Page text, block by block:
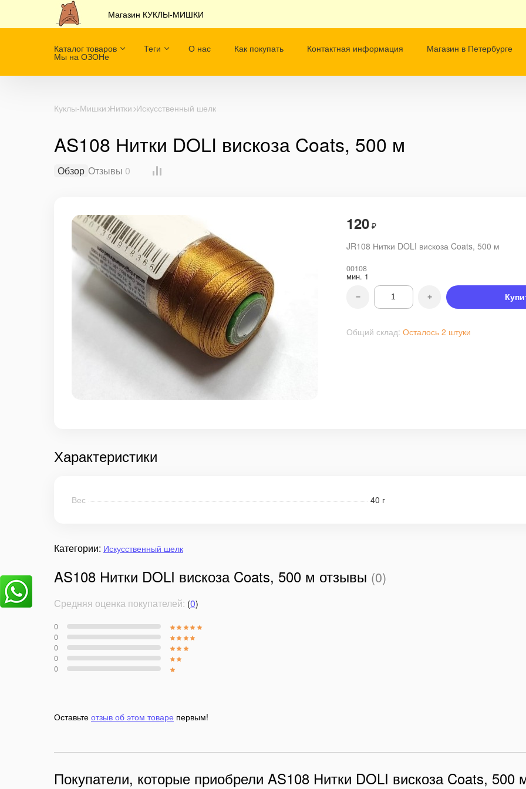
Магазин КУКЛЫ-МИШКИ
Каталог товаров Теги О нас Как покупать Контактная информация Магазин в Петербурге
Мы на ОЗОНе
Куклы-Мишки Нитки Искусственный шелк
AS108 Нитки DOLI вискоза Coats, 500 м
Обзор Отзывы 0
120 ₽
JR108 Нитки DOLI вискоза Coats, 500 м
00108
мин. 1
− +
Общий склад: Осталось 2 штуки
Характеристики
Вес 40 г
Категории: Искусственный шелк
AS108 Нитки DOLI вискоза Coats, 500 м отзывы (0)
Средняя оценка покупателей: (0)
0
0
0
0
0
Оставьте отзыв об этом товаре первым!
Покупатели, которые приобрели AS108 Нитки DOLI вискоза Coats, 500